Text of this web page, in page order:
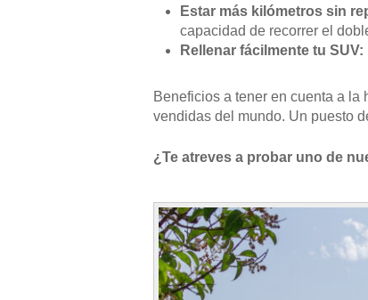
Estar más kilómetros sin
capacidad de recorrer el
Rellenar fácilmente tu SUV:
Beneficios a tener en cuenta a la
vendidas del mundo. Un puesto
¿Te atreves a probar uno de